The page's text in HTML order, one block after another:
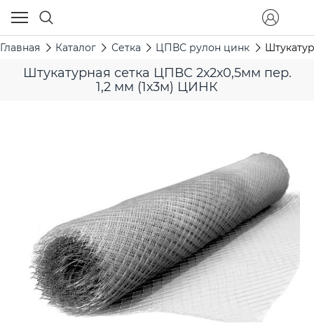
Главная Каталог Сетка ЦПВС рулон цинк
Штукатурная сетка ЦПВС 2х2х0,5мм пер.
1,2 мм (1х3м) ЦИНК